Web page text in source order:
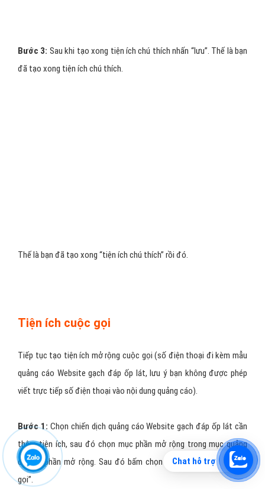
Bước 3: Sau khi tạo xong tiện ích chú thích nhấn “lưu”. Thế là bạn
đã tạo xong tiện ích chú thích.
Thế là bạn đã tạo xong “tiện ích chú thích” rồi đó.
Tiện ích cuộc gọi
Tiếp tục tạo tiện ích mở rộng cuộc gọi (số điện thoại đi kèm mẫu
quảng cáo Website gạch đáp ốp lát, lưu ý bạn không được phép
viết trực tiếp số điện thoại vào nội dung quảng cáo).
Bước 1: Chọn chiến dịch quảng cáo Website gạch đáp ốp lát cần
thêm tiện ích, sau đó chọn mục phần mở rộng trong mục quảng
cáo và phần mở rộng. Sau đó bấm chọn “+” và “chọn tiện cuộc
gọi”.
Chat hỗ trợ